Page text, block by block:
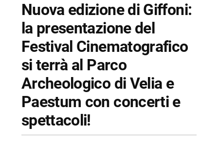
-- Informazioni su presentazione Giffoni 50
-- Scopri di più da Napolike.it
Nuova edizione di Giffoni:
la presentazione del
Festival Cinematografico
si terrà al Parco
Archeologico di Velia e
Paestum con concerti e
spettacoli!